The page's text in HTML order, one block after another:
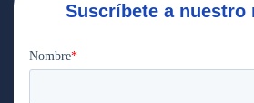
Suscríbete a nuestro